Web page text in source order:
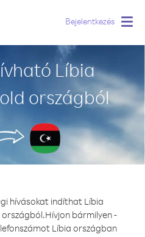
Bejelentkezés
Líbia
országból
hívásokat indíthat Líbia
Hívjon bármilyen -
Líbia országban